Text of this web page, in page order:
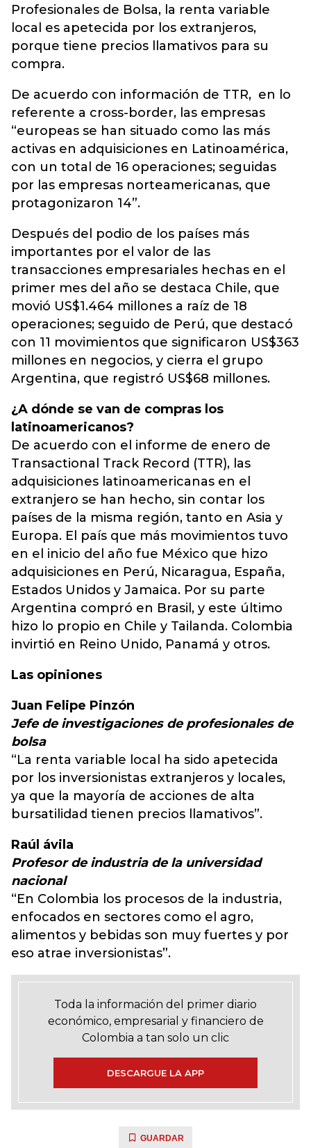
Profesionales de Bolsa, la renta variable
local es apetecida por los extranjeros,
porque tiene precios llamativos para su
compra.
De acuerdo con información de TTR, en lo
referente a cross-border, las empresas
“europeas se han situado como las más
activas en adquisiciones en Latinoamérica,
con un total de 16 operaciones; seguidas
por las empresas norteamericanas, que
protagonizaron 14”.
Después del podio de los países más
importantes por el valor de las
transacciones empresariales hechas en el
primer mes del año se destaca Chile, que
movió US$1.464 millones a raíz de 18
operaciones; seguido de Perú, que destacó
con 11 movimientos que significaron US$363
millones en negocios, y cierra el grupo
Argentina, que registró US$68 millones.
¿A dónde se van de compras los
latinoamericanos?
De acuerdo con el informe de enero de
Transactional Track Record (TTR), las
adquisiciones latinoamericanas en el
extranjero se han hecho, sin contar los
países de la misma región, tanto en Asia y
Europa. El país que más movimientos tuvo
en el inicio del año fue México que hizo
adquisiciones en Perú, Nicaragua, España,
Estados Unidos y Jamaica. Por su parte
Argentina compró en Brasil, y este último
hizo lo propio en Chile y Tailanda. Colombia
invirtió en Reino Unido, Panamá y otros.
Las opiniones
Juan Felipe Pinzón
Jefe de investigaciones de profesionales de
bolsa
“La renta variable local ha sido apetecida
por los inversionistas extranjeros y locales,
ya que la mayoría de acciones de alta
bursatilidad tienen precios llamativos”.
Raúl ávila
Profesor de industria de la universidad
nacional
“En Colombia los procesos de la industria,
enfocados en sectores como el agro,
alimentos y bebidas son muy fuertes y por
eso atrae inversionistas”.
Toda la información del primer diario
económico, empresarial y financiero de
Colombia a tan solo un clic
DESCARGUE LA APP
GUARDAR